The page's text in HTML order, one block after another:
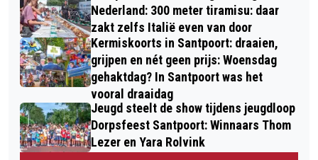
Nederland: 300 meter tiramisu: daar
zakt zelfs Italië even van door
Kermiskoorts in Santpoort: draaien,
grijpen en nét geen prijs: Woensdag
gehaktdag? In Santpoort was het
vooral draaidag
Jeugd steelt de show tijdens jeugdloop
Dorpsfeest Santpoort: Winnaars Thom
Lezer en Yara Rolvink